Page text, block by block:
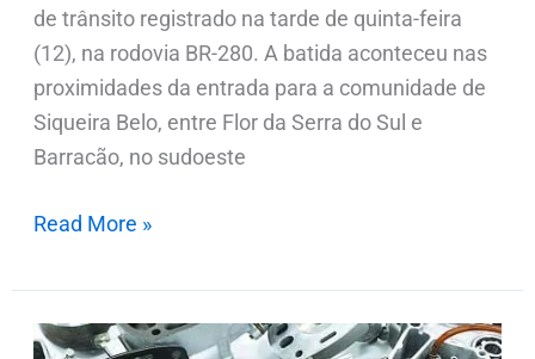
de trânsito registrado na tarde de quinta-feira
(12), na rodovia BR-280. A batida aconteceu nas
proximidades da entrada para a comunidade de
Siqueira Belo, entre Flor da Serra do Sul e
Barracão, no sudoeste
Read More »
Ladrão